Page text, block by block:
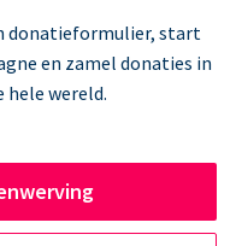
donatieformulier, start
en zamel donaties in
hele wereld.